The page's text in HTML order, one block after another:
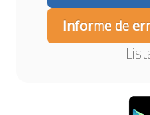
Informe de